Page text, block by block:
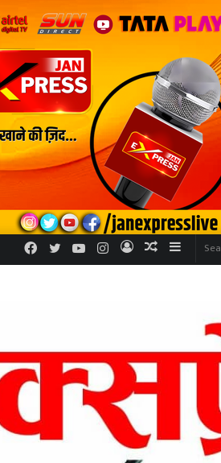
Sidebar
Random
Log
Instagram
YouTube
Twitter
Facebook